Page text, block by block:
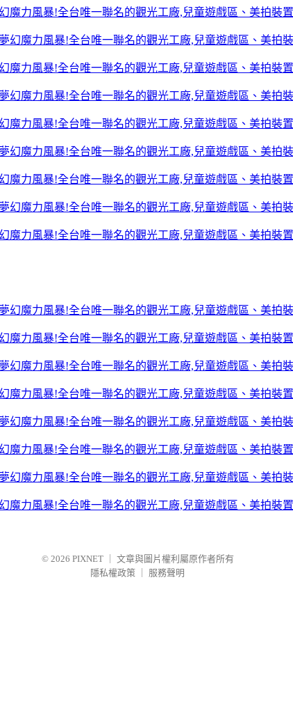
魔力風暴!全台唯一聯名的觀光工廠,兒童遊戲區、美拍裝置
魔力風暴!全台唯一聯名的觀光工廠,兒童遊戲區、美拍裝置
魔力風暴!全台唯一聯名的觀光工廠,兒童遊戲區、美拍裝置
魔力風暴!全台唯一聯名的觀光工廠,兒童遊戲區、美拍裝置
魔力風暴!全台唯一聯名的觀光工廠,兒童遊戲區、美拍裝置
魔力風暴!全台唯一聯名的觀光工廠,兒童遊戲區、美拍裝置
魔力風暴!全台唯一聯名的觀光工廠,兒童遊戲區、美拍裝置
魔力風暴!全台唯一聯名的觀光工廠,兒童遊戲區、美拍裝置
魔力風暴!全台唯一聯名的觀光工廠,兒童遊戲區、美拍裝置
© 2026 PIXNET
文章與圖片權利屬原作者所有
隱私權政策
服務聲明